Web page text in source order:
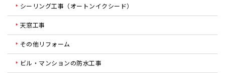
シーリング工事（オートンイクシード）
天窓工事
その他リフォーム
ビル・マンションの防水工事